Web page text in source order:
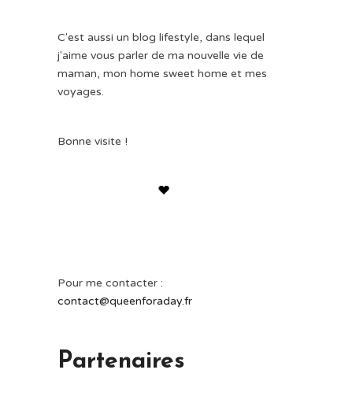
C'est aussi un blog lifestyle, dans lequel
j'aime vous parler de ma nouvelle vie de
maman, mon home sweet home et mes
voyages.
Bonne visite !
Pour me contacter :
contact@queenforaday.fr
Partenaires